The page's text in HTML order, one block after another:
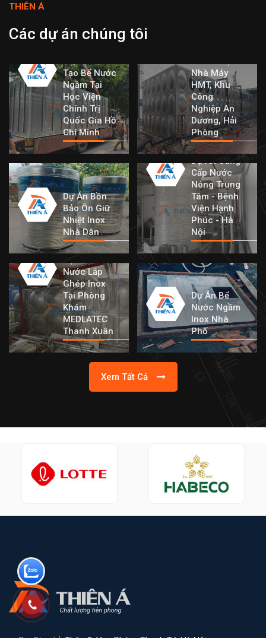
THIÊN Á
Các dự án chúng tôi
Tạo Bể Nước
Ngầm Tại
Học Viện
Chính Trị
Quốc Gia Hồ
Chí Minh
Nhà Máy
HMT, Khu
Công
Nghiệp An
Dương, Hải
Phòng
Dự Án Bồn
Bảo Ôn Giữ
Nhiệt Inox
Nhà Dân
Dự Án Cung
Cấp Nước
Nóng Trung
Tâm - Bệnh
Viện Hạnh
Phúc - Hà
Nội
Nước Lắp
Ghép Inox
Tại Phòng
Khám
MEDLATEC
Thanh Xuân
Dự Án Bể
Nước Ngầm
Inox Nhà
Phố
Xem Tất Cả